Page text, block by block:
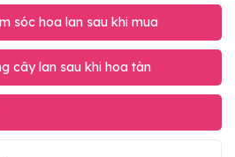
sóc hoa lan sau khi mua
cây lan sau khi hoa tàn